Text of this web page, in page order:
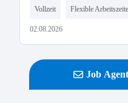
Vollzeit Flexible
02.08.2026
Job